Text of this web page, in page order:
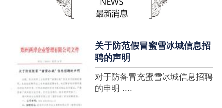
个自1997年开始营业的街边奶
茶店正逐渐展露它的锋芒。不过
关于防范假冒蜜雪冰城信息招
聘的声明
对于防备冒充蜜雪冰城信息招聘
的申明 ....